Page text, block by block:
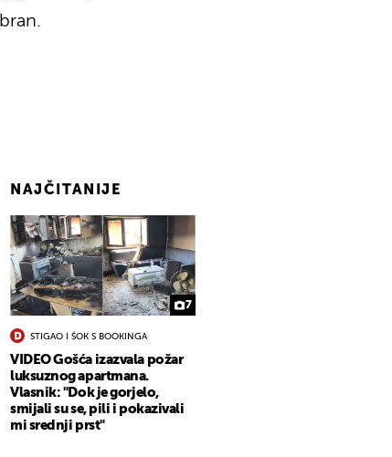
NAJČITANIJE
7
STIGAO I ŠOK S BOOKINGA
VIDEO Gošća izazvala požar
luksuznog apartmana.
Vlasnik: "Dok je gorjelo,
smijali su se, pili i pokazivali
mi srednji prst"